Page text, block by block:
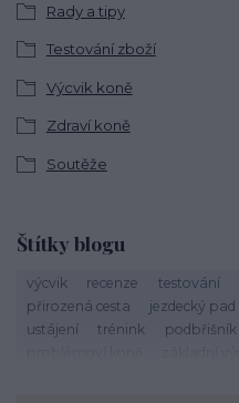
Rady a tipy
Testování zboží
Výcvik koně
Zdraví koně
Soutěže
Štítky blogu
výcvik recenze testování
přirozená cesta
jezdecký pad
ustájení
trénink podbřišník